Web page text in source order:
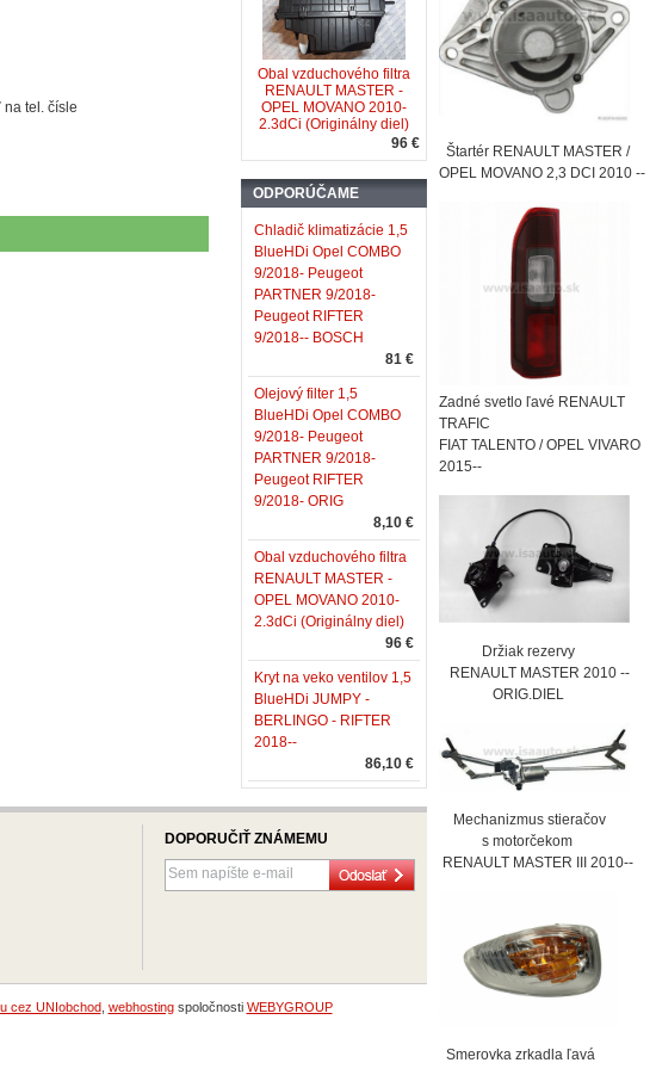
tel. čísle
Obal vzduchového filtra
RENAULT MASTER -
OPEL MOVANO 2010-
2.3dCi (Originálny diel)
96 €
ODPORÚČAME
Chladič klimatizácie 1,5
BlueHDi Opel COMBO
9/2018- Peugeot
PARTNER 9/2018-
Peugeot RIFTER
9/2018-- BOSCH
81 €
Olejový filter 1,5
BlueHDi Opel COMBO
9/2018- Peugeot
PARTNER 9/2018-
Peugeot RIFTER
9/2018- ORIG
8,10 €
Obal vzduchového filtra
RENAULT MASTER -
OPEL MOVANO 2010-
2.3dCi (Originálny diel)
96 €
Kryt na veko ventilov 1,5
BlueHDi JUMPY -
BERLINGO - RIFTER
2018--
86,10 €
DOPORUČIŤ ZNÁMEMU
cez UNIobchod, webhostingspoločnosti WEBYGROUP
Štartér RENAULT MASTER /
OPEL MOVANO 2,3 DCI 2010 --
Zadné svetlo ľavé RENAULT
TRAFIC
FIAT TALENTO / OPEL VIVARO
2015--
Držiak rezervy
RENAULT MASTER 2010 --
ORIG.DIEL
Mechanizmus stieračov
s motorčekom
RENAULT MASTER III 2010--
Smerovka zrkadla ľavá